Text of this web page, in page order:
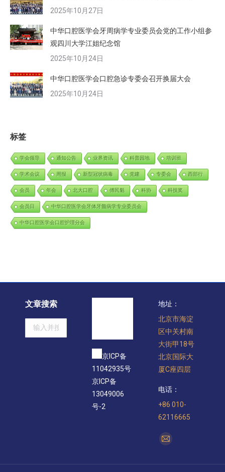
2025年10月27日
中华口腔医学会牙周病学专业委员会党的工作小组参
观四川大学江姐纪念馆
2025年10月24日
中华口腔医学会口腔急诊专委会召开换届大会
2025年10月24日
标签
学会领导 通知公告 业界资讯 科普园地 培训班
学术会议 周报 新型冠状病毒 党建 专委会 西部行
会员 年会 北大口腔 傅民魁 科协 科技奖
会员日 中华口腔医学会牙体牙髓病学专业委员会
中华口腔医学会口腔护理分会
文章搜索
Search:
京ICP备
11042935号
京ICP备
13049006
号-2
地址：
北京市海淀
区中关村南
大街甲18号
北京国际大
厦C座四层
电话：
+86 010-
62116665
找到我们：
Mail